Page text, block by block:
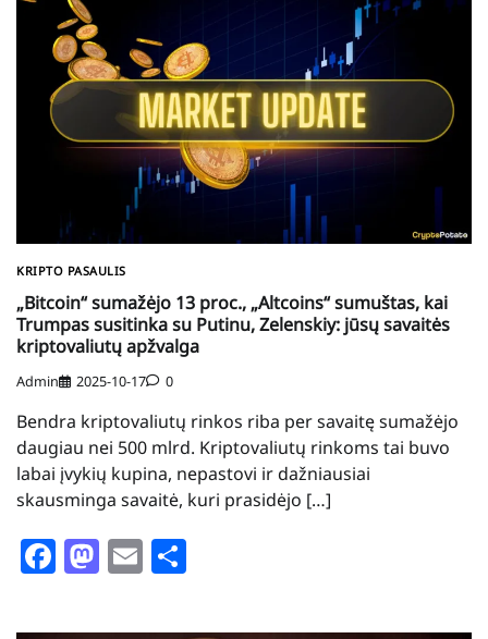
KRIPTO PASAULIS
„Bitcoin“ sumažėjo 13 proc., „Altcoins“ sumuštas, kai
Trumpas susitinka su Putinu, Zelenskiy: jūsų savaitės
kriptovaliutų apžvalga
Admin 2025-10-17 0
Bendra kriptovaliutų rinkos riba per savaitę sumažėjo
daugiau nei 500 mlrd. Kriptovaliutų rinkoms tai buvo
labai įvykių kupina, nepastovi ir dažniausiai
skausminga savaitė, kuri prasidėjo […]
Facebook
Mastodon
Email